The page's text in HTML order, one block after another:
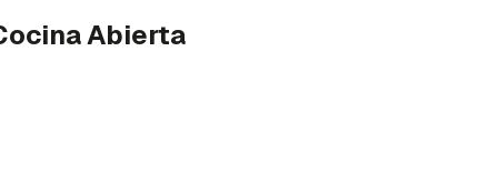
Abierta